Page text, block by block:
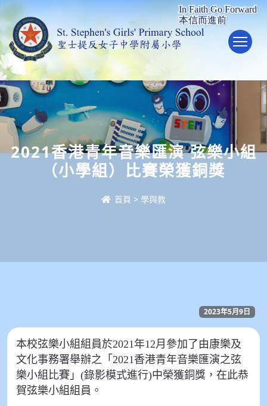
2021香港青年音樂匯演 弦樂小組
（小學組）比賽榮獲銅獎
首頁 > 學與教
2023年5月9日
本校弦樂小組組員於2021年12月參加了由康樂及
文化事務署舉辦之「2021香港青年音樂匯演之弦
樂小組比賽」(錄影模式進行)中榮獲銅獎，在此恭
賀弦樂小組組員。